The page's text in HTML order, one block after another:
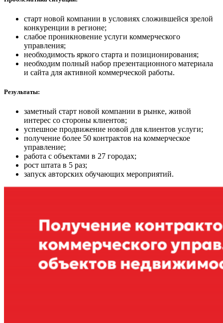
старт новой компании в условиях сложившейся зрелой
конкуренции в регионе;
слабое проникновение услуги коммерческого
управления;
необходимость яркого старта и позиционирования;
необходим полный набор презентационного материала
и сайта для активной коммерческой работы.
Результаты:
заметный старт новой компании в рынке, живой
интерес со стороны клиентов;
успешное продвижение новой для клиентов услуги;
получение более 50 контрактов на коммерческое
управление;
работа с объектами в 27 городах;
рост штата в 5 раз;
запуск авторских обучающих мероприятий.